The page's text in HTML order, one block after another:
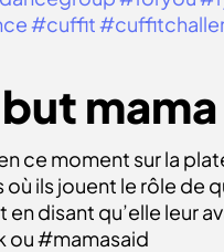
#cuffit
ce moment sur la
ils jouent le rôle de
en disant qu’elle leur
ou #mamasaid